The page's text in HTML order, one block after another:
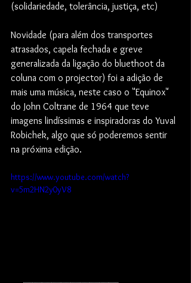
(solidariedade, tolerância, justiça, etc)
Novidade (para além dos transportes
atrasados, capela fechada e greve
generalizada da ligação do bluethoot da
coluna com o projector) foi a adição de
mais uma música, neste caso o "Equinox"
do John Coltrane de 1964 que teve
imagens lindíssimas e inspiradoras do Yuval
Robichek, algo que só poderemos sentir
na próxima edição.
https://www.youtube.com/watch?
v=5m2HN2y0yV8